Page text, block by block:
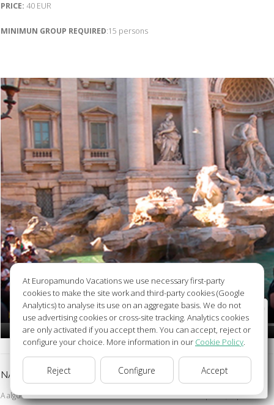
PRICE: 40 EUR
MINIMUN GROUP REQUIRED:15 persons
NAPOLES POMPEYA
A algo más de 200 km de Roma nos encontraremos con Nápoles, capital del
Wellcome to Europamundo Vacations, your in the
international site of:
Bienvenido a Europamundo Vacaciones, está usted en el
sitio internacional de:
USA(en) change/cambiar
At Europamundo Vacations we use necessary first-party
cookies to make the site work and third-party cookies (Google
Analytics) to analyse its use on an aggregate basis. We do not
use advertising cookies or cross-site tracking. Analytics cookies
are only activated if you accept them. You can accept, reject or
configure your choice. More information in our Cookie Policy.
Reject Configure Accept